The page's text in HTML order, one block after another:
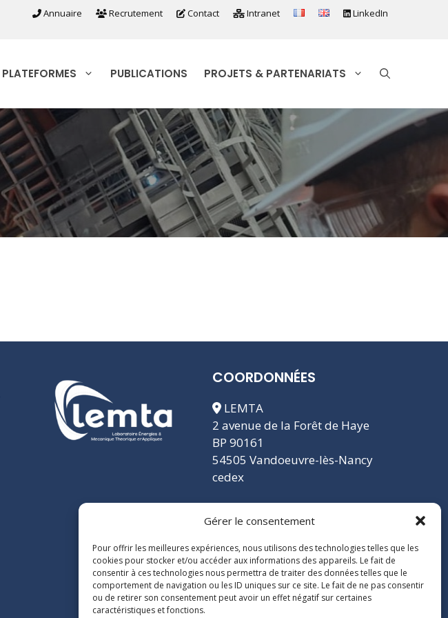
Gérer le consentement
Pour offrir les meilleures expériences, nous utilisons des technologies telles que les
cookies pour stocker et/ou accéder aux informations des appareils. Le fait de
consentir à ces technologies nous permettra de traiter des données telles que le
comportement de navigation ou les ID uniques sur ce site. Le fait de ne pas consentir
ou de retirer son consentement peut avoir un effet négatif sur certaines
caractéristiques et fonctions.
Annuaire Recrutement Contact Intranet LinkedIn
PLATEFORMES PUBLICATIONS PROJETS & PARTENARIATS
COORDONNÉES
LEMTA
2 avenue de la Forêt de Haye
BP 90161
54505 Vandoeuvre-lès-Nancy
cedex